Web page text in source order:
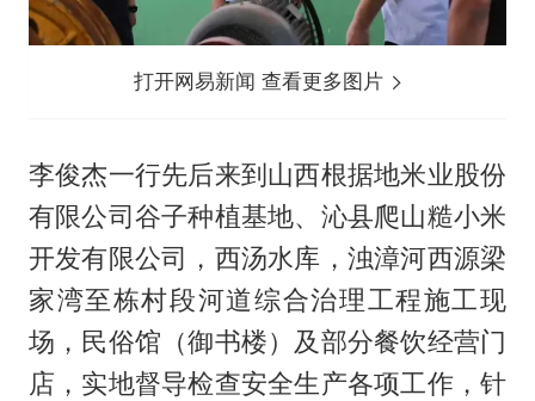
打开网易新闻 查看更多图片
李俊杰一行先后来到山西根据地米业股份
有限公司谷子种植基地、沁县爬山糙小米
开发有限公司，西汤水库，浊漳河西源梁
家湾至栋村段河道综合治理工程施工现
场，民俗馆（御书楼）及部分餐饮经营门
店，实地督导检查安全生产各项工作，针